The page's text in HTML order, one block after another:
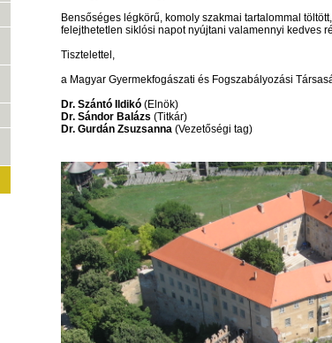
Bensőséges légkörű, komoly szakmai tartalommal
felejthetetlen siklósi napot nyújtani valamennyi kedves
Tisztelettel,
a Magyar Gyermekfogászati és Fogszabályozási
Dr. Szántó Ildikó (Elnök)
Dr. Sándor Balázs (Titkár)
Dr. Gurdán Zsuzsanna (Vezetőségi tag)